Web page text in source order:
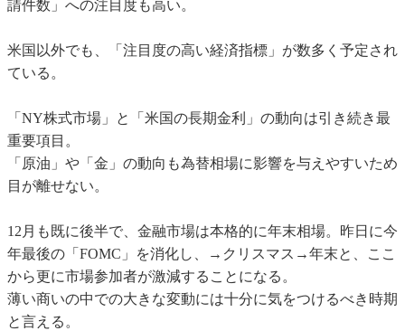
請件数」への注目度も高い。
米国以外でも、「注目度の高い経済指標」が数多く予定され
ている。
「NY株式市場」と「米国の長期金利」の動向は引き続き最
重要項目。
「原油」や「金」の動向も為替相場に影響を与えやすいため
目が離せない。
12月も既に後半で、金融市場は本格的に年末相場。昨日に今
年最後の「FOMC」を消化し、→クリスマス→年末と、ここ
から更に市場参加者が激減することになる。
薄い商いの中での大きな変動には十分に気をつけるべき時期
と言える。